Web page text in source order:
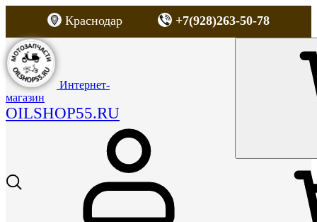
Краснодар +7(928)263-50-78
Интернет-
магазин
OILSHOP55.RU